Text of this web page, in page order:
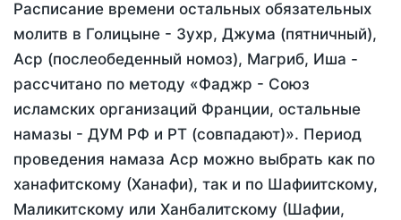
Расписание времени остальных обязательных
молитв в Голицыне - Зухр, Джума (пятничный),
Аср (послеобеденный номоз), Магриб, Иша -
рассчитано по методу «Фаджр - Союз
исламских организаций Франции, остальные
намазы - ДУМ РФ и РТ (совпадают)». Период
проведения намаза Аср можно выбрать как по
ханафитскому (Ханафи), так и по Шафиитскому,
Маликитскому или Ханбалитскому (Шафии,